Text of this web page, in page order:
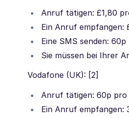
Anruf tätigen: £1,80
Ein Anruf empfangen:
Eine SMS senden:
Sie müssen bei Ihrer
Vodafone (UK): [2]
Anruf tätigen: 60p pro
Ein Anruf empfangen: